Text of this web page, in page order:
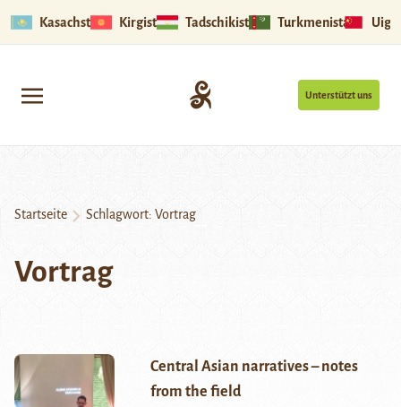
Kasachstan Kirgistan Tadschikistan Turkmenistan
Unterstützt uns
Startseite Schlagwort: Vortrag
Vortrag
Central Asian narratives – notes
from the field